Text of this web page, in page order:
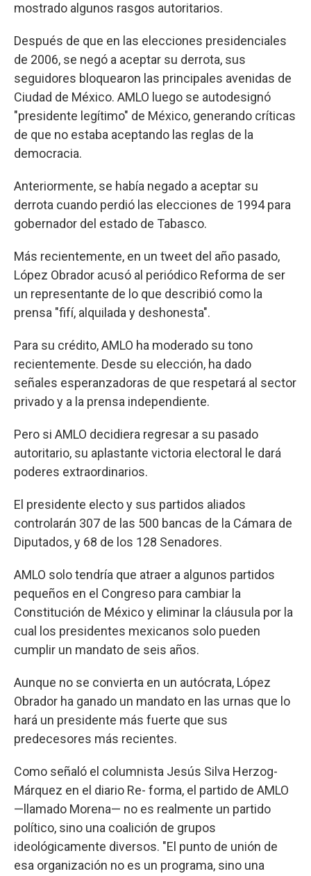
mostrado algunos rasgos autoritarios.
Después de que en las elecciones presidenciales
de 2006, se negó a aceptar su derrota, sus
seguidores bloquearon las principales avenidas de
Ciudad de México. AMLO luego se autodesignó
"presidente legítimo" de México, generando críticas
de que no estaba aceptando las reglas de la
democracia.
Anteriormente, se había negado a aceptar su
derrota cuando perdió las elecciones de 1994 para
gobernador del estado de Tabasco.
Más recientemente, en un tweet del año pasado,
López Obrador acusó al periódico Reforma de ser
un representante de lo que describió como la
prensa "fifí, alquilada y deshonesta".
Para su crédito, AMLO ha moderado su tono
recientemente. Desde su elección, ha dado
señales esperanzadoras de que respetará al sector
privado y a la prensa independiente.
Pero si AMLO decidiera regresar a su pasado
autoritario, su aplastante victoria electoral le dará
poderes extraordinarios.
El presidente electo y sus partidos aliados
controlarán 307 de las 500 bancas de la Cámara de
Diputados, y 68 de los 128 Senadores.
AMLO solo tendría que atraer a algunos partidos
pequeños en el Congreso para cambiar la
Constitución de México y eliminar la cláusula por la
cual los presidentes mexicanos solo pueden
cumplir un mandato de seis años.
Aunque no se convierta en un autócrata, López
Obrador ha ganado un mandato en las urnas que lo
hará un presidente más fuerte que sus
predecesores más recientes.
Como señaló el columnista Jesús Silva Herzog-
Márquez en el diario Re- forma, el partido de AMLO
—llamado Morena— no es realmente un partido
político, sino una coalición de grupos
ideológicamente diversos. "El punto de unión de
esa organización no es un programa, sino una